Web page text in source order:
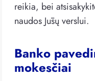
reikia, bei
naudos Jūsų verslui.
Banko
mokesčiai